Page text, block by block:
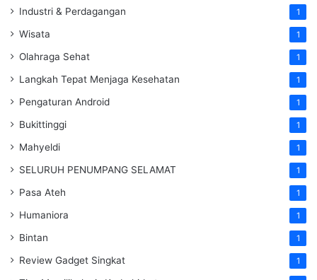
Industri & Perdagangan 1
Wisata 1
Olahraga Sehat 1
Langkah Tepat Menjaga Kesehatan 1
Pengaturan Android 1
Bukittinggi 1
Mahyeldi 1
SELURUH PENUMPANG SELAMAT 1
Pasa Ateh 1
Humaniora 1
Bintan 1
Review Gadget Singkat 1